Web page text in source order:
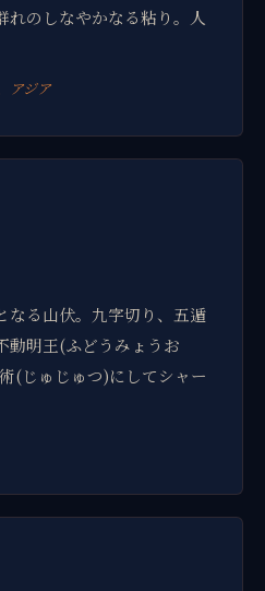
れのしなやかなる粘り。人
アジア
なる山伏。九字切り、五遁
動明王(ふどうみょうお
(じゅじゅつ)にしてシャー